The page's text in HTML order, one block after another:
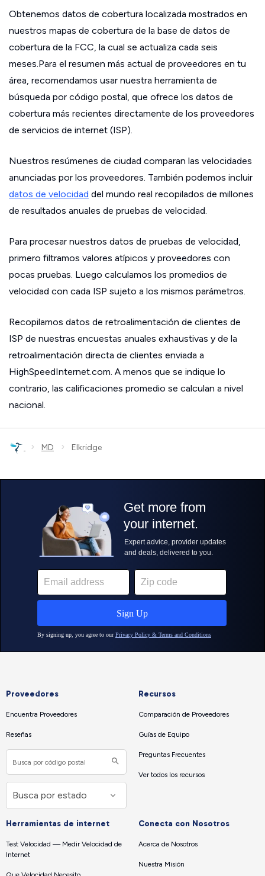
Obtenemos datos de cobertura localizada mostrados en
nuestros mapas de cobertura de la base de datos de
cobertura de la FCC, la cual se actualiza cada seis
meses.Para el resumen más actual de proveedores en tu
área, recomendamos usar nuestra herramienta de
búsqueda por código postal, que ofrece los datos de
cobertura más recientes directamente de los proveedores
de servicios de internet (ISP).
Nuestros resúmenes de ciudad comparan las velocidades
anunciadas por los proveedores. También podemos incluir
datos de velocidad del mundo real recopilados de millones
de resultados anuales de pruebas de velocidad.
Para procesar nuestros datos de pruebas de velocidad,
primero filtramos valores atípicos y proveedores con
pocas pruebas. Luego calculamos los promedios de
velocidad con cada ISP sujeto a los mismos parámetros.
Recopilamos datos de retroalimentación de clientes de
ISP de nuestras encuestas anuales exhaustivas y de la
retroalimentación directa de clientes enviada a
HighSpeedInternet.com. A menos que se indique lo
contrario, las calificaciones promedio se calculan a nivel
nacional.
› MD › Elkridge
Proveedores
Encuentra Proveedores
Reseñas
Recursos
Comparación de Proveedores
Guías de Equipo
Preguntas Frecuentes
Ver todos los recursos
Herramientas de internet
Test Velocidad — Medir Velocidad de
Internet
Conecta con Nosotros
Acerca de Nosotros
Nuestra Misión